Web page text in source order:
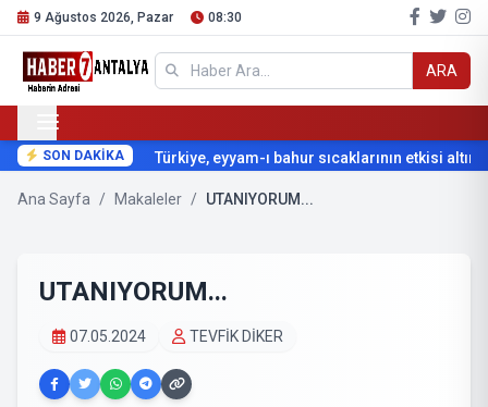
9 Ağustos 2026, Pazar 08:30
ARA
SON DAKİKA Türkiye, eyyam-ı bahur sıcaklarının etkisi altına
Ana Sayfa / Makaleler / UTANIYORUM...
UTANIYORUM...
07.05.2024 TEVFİK DİKER